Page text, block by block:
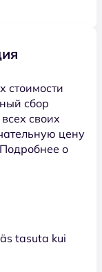
стоимости
сбор
своих
цену
о
tasuta kui